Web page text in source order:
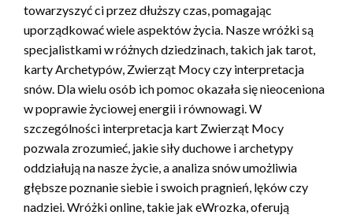
towarzyszyć ci przez dłuższy czas, pomagając
uporządkować wiele aspektów życia. Nasze wróżki są
specjalistkami w różnych dziedzinach, takich jak tarot,
karty Archetypów, Zwierząt Mocy czy interpretacja
snów. Dla wielu osób ich pomoc okazała się nieoceniona
w poprawie życiowej energii i równowagi. W
szczególności interpretacja kart Zwierząt Mocy
pozwala zrozumieć, jakie siły duchowe i archetypy
oddziałują na nasze życie, a analiza snów umożliwia
głębsze poznanie siebie i swoich pragnień, lęków czy
nadziei. Wróżki online, takie jak eWrozka, oferują